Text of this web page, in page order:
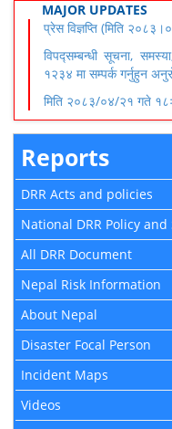
MAJOR UPDATES
प्रेस विज्ञप्ति (मिति
विपद्सम्बन्धी सूचना,
१२३४ मा सम्पर्क गर्नुहुन
मिति २०८३/०४/२१ गते
Reports
DRR Acts and policies
National DRR Policy
All DRR Document
Nepal Risk Information
About Nepal
Disaster Focal Person
Incident Maps
Videos